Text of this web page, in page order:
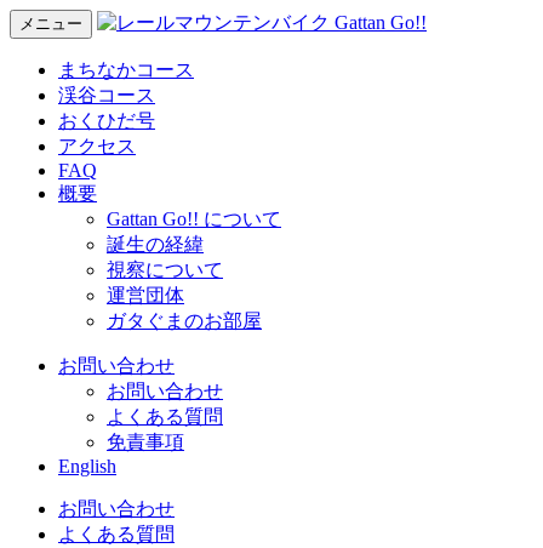
メニュー
まちなかコース
渓谷コース
おくひだ号
アクセス
FAQ
概要
Gattan Go!! について
誕生の経緯
視察について
運営団体
ガタぐまのお部屋
お問い合わせ
お問い合わせ
よくある質問
免責事項
English
お問い合わせ
よくある質問